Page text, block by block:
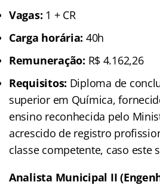
Vagas: 1 + CR
Carga horária: 40h
Remuneração: R$ 4.162,26
Requisitos: Diploma de
superior em Química,
ensino reconhecida pelo
acrescido de registro
classe competente, caso este
Analista Municipal II